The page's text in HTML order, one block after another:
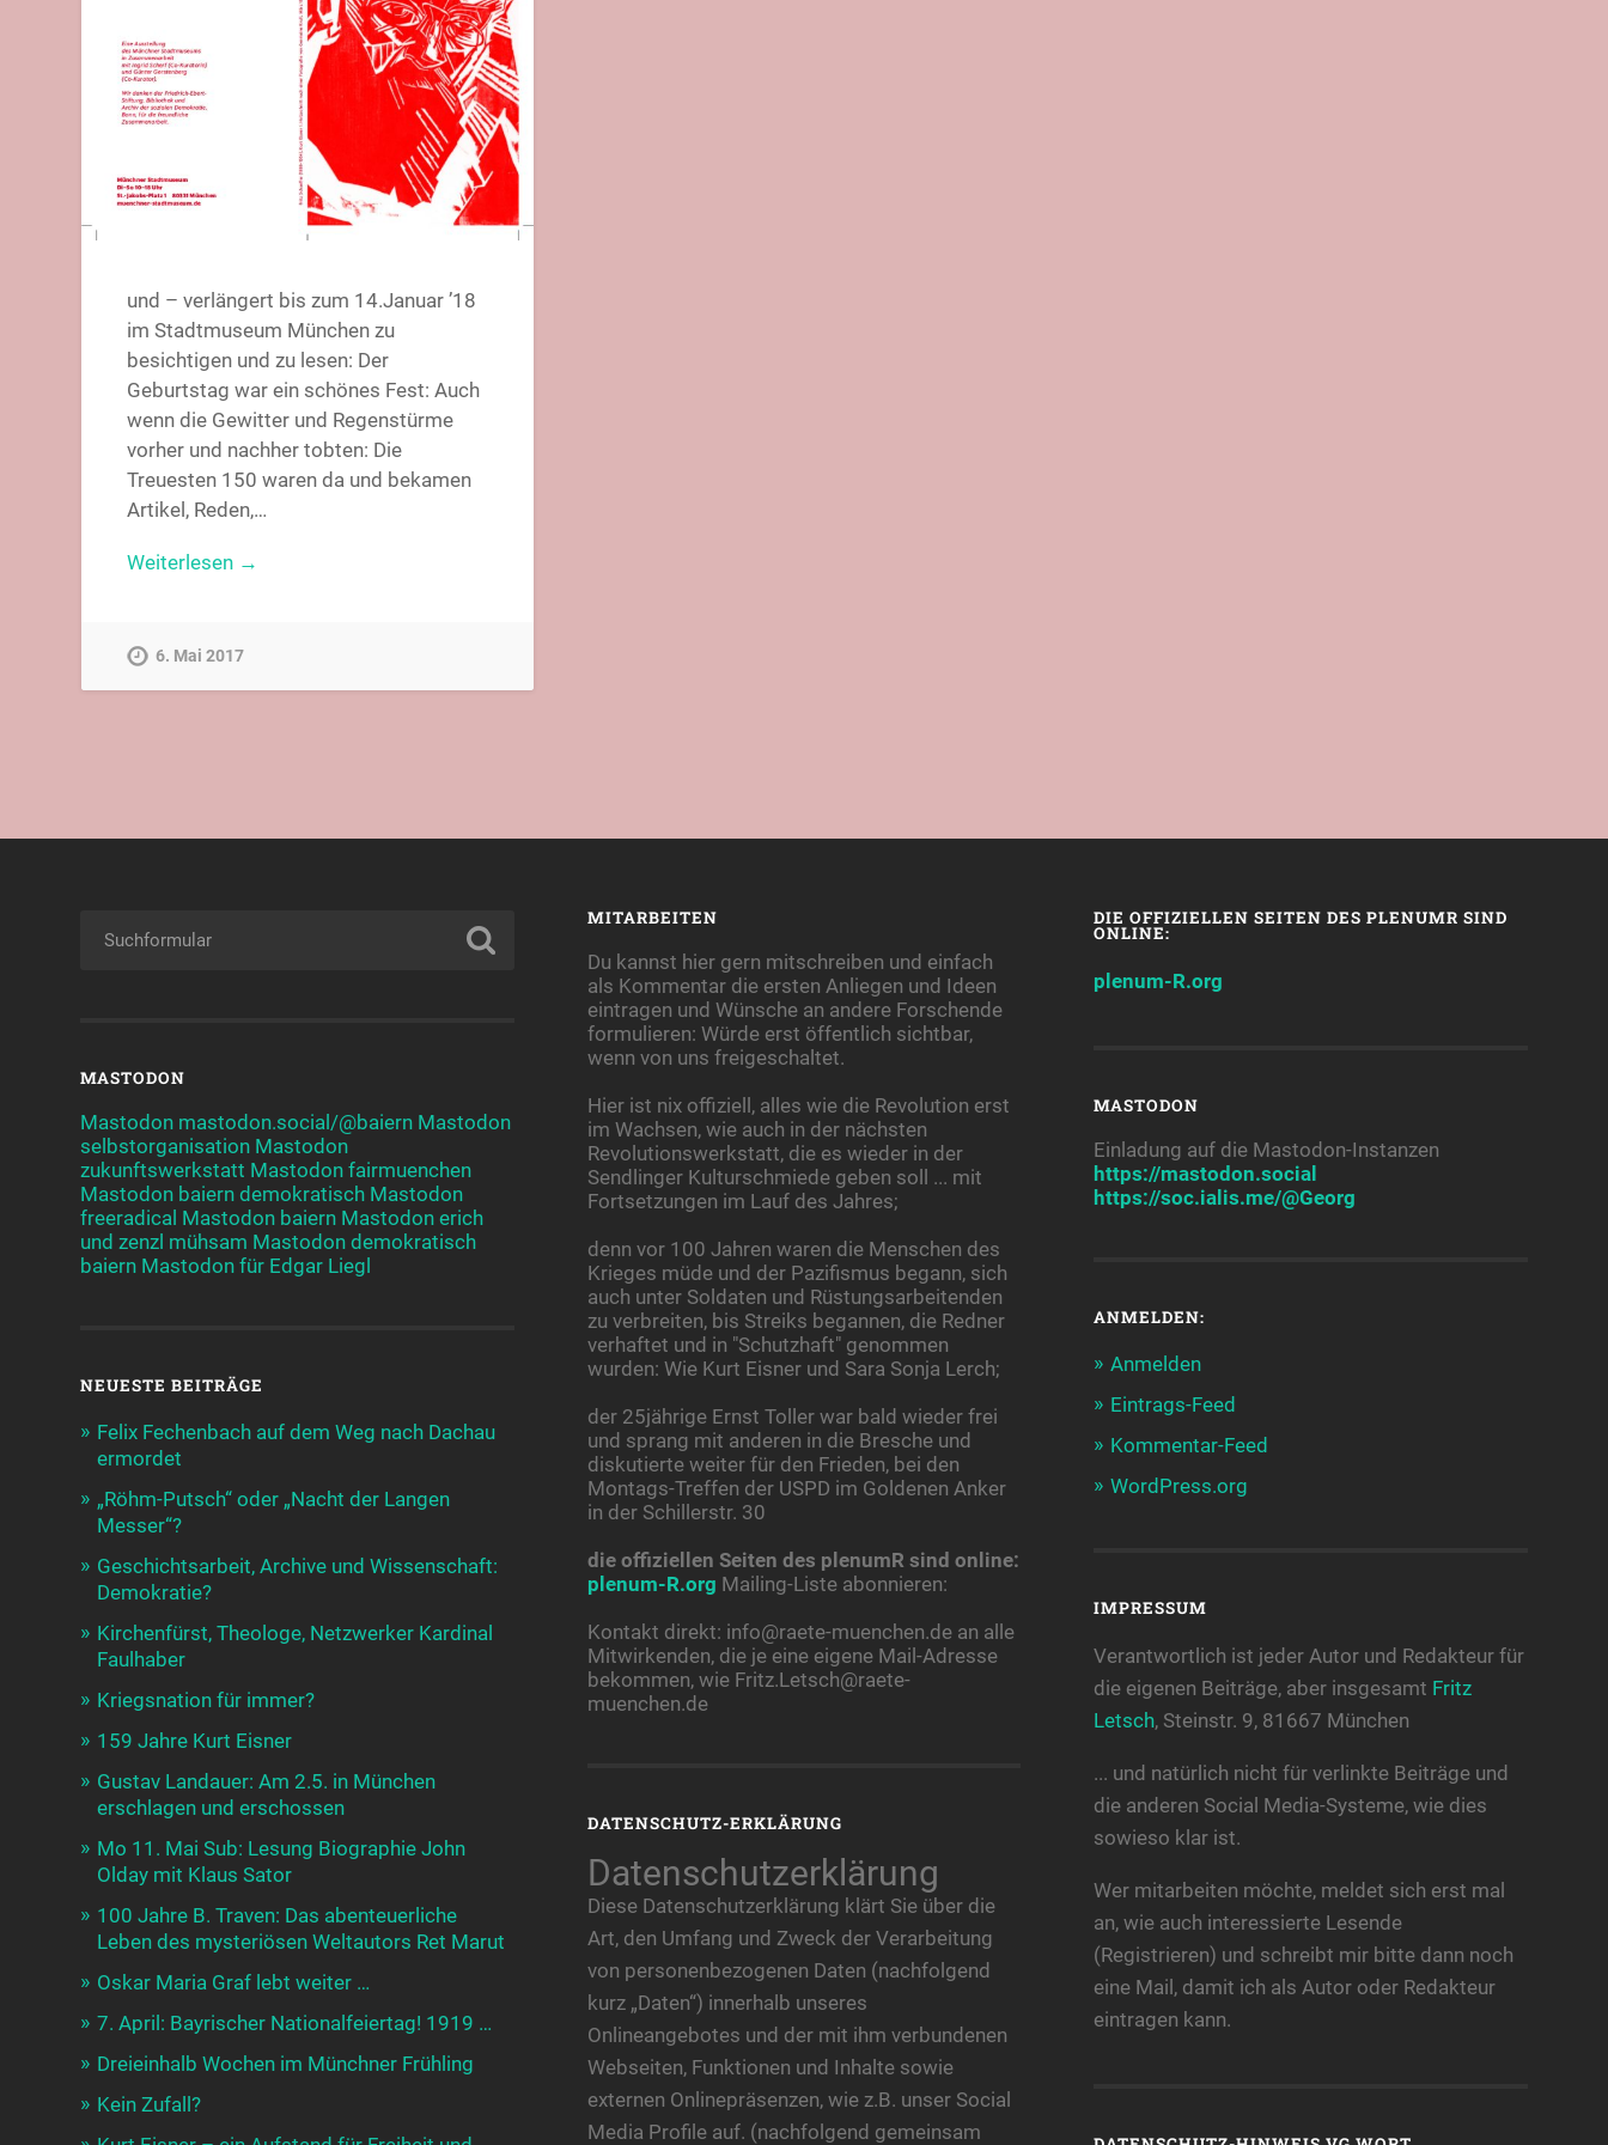
und – verlängert bis zum 14.Januar ’18
im Stadtmuseum München zu
besichtigen und zu lesen: Der
Geburtstag war ein schönes Fest: Auch
wenn die Gewitter und Regenstürme
vorher und nachher tobten: Die
Treuesten 150 waren da und bekamen
Artikel, Reden,…
Weiterlesen →
6. Mai 2017
MASTODON
Mastodon mastodon.social/@baiern Mastodon
selbstorganisation Mastodon
zukunftswerkstatt Mastodon fairmuenchen
Mastodon baiern demokratisch Mastodon
freeradical Mastodon baiern Mastodon erich
und zenzl mühsam Mastodon demokratisch
baiern Mastodon für Edgar Liegl
NEUESTE BEITRÄGE
Felix Fechenbach auf dem Weg nach Dachau
ermordet
„Röhm-Putsch“ oder „Nacht der Langen
Messer“?
Geschichtsarbeit, Archive und Wissenschaft:
Demokratie?
Kirchenfürst, Theologe, Netzwerker Kardinal
Faulhaber
Kriegsnation für immer?
159 Jahre Kurt Eisner
Gustav Landauer: Am 2.5. in München
erschlagen und erschossen
Mo 11. Mai Sub: Lesung Biographie John
Olday mit Klaus Sator
100 Jahre B. Traven: Das abenteuerliche
Leben des mysteriösen Weltautors Ret Marut
Oskar Maria Graf lebt weiter …
7. April: Bayrischer Nationalfeiertag! 1919 …
Dreieinhalb Wochen im Münchner Frühling
Kein Zufall?
MITARBEITEN
Du kannst hier gern mitschreiben und einfach
als Kommentar die ersten Anliegen und Ideen
eintragen und Wünsche an andere Forschende
formulieren: Würde erst öffentlich sichtbar,
wenn von uns freigeschaltet.
Hier ist nix offiziell, alles wie die Revolution erst
im Wachsen, wie auch in der nächsten
Revolutionswerkstatt, die es wieder in der
Sendlinger Kulturschmiede geben soll ... mit
Fortsetzungen im Lauf des Jahres;
denn vor 100 Jahren waren die Menschen des
Krieges müde und der Pazifismus begann, sich
auch unter Soldaten und Rüstungsarbeitenden
zu verbreiten, bis Streiks begannen, die Redner
verhaftet und in "Schutzhaft" genommen
wurden: Wie Kurt Eisner und Sara Sonja Lerch;
der 25jährige Ernst Toller war bald wieder frei
und sprang mit anderen in die Bresche und
diskutierte weiter für den Frieden, bei den
Montags-Treffen der USPD im Goldenen Anker
in der Schillerstr. 30
die offiziellen Seiten des plenumR sind online:
plenum-R.org Mailing-Liste abonnieren:
Kontakt direkt: info@raete-muenchen.de an alle
Mitwirkenden, die je eine eigene Mail-Adresse
bekommen, wie Fritz.Letsch@raete-
muenchen.de
DATENSCHUTZ-ERKLÄRUNG
Datenschutzerklärung
Diese Datenschutzerklärung klärt Sie über die
Art, den Umfang und Zweck der Verarbeitung
von personenbezogenen Daten (nachfolgend
kurz „Daten“) innerhalb unseres
Onlineangebotes und der mit ihm verbundenen
Webseiten, Funktionen und Inhalte sowie
externen Onlinepräsenzen, wie z.B. unser Social
Media Profile auf. (nachfolgend gemeinsam
DIE OFFIZIELLEN SEITEN DES PLENUMR SIND
ONLINE:
plenum-R.org
MASTODON
Einladung auf die Mastodon-Instanzen
https://mastodon.social
https://soc.ialis.me/@Georg
ANMELDEN:
Anmelden
Eintrags-Feed
Kommentar-Feed
WordPress.org
IMPRESSUM
Verantwortlich ist jeder Autor und Redakteur für
die eigenen Beiträge, aber insgesamt Fritz
Letsch, Steinstr. 9, 81667 München
... und natürlich nicht für verlinkte Beiträge und
die anderen Social Media-Systeme, wie dies
sowieso klar ist.
Wer mitarbeiten möchte, meldet sich erst mal
an, wie auch interessierte Lesende
(Registrieren) und schreibt mir bitte dann noch
eine Mail, damit ich als Autor oder Redakteur
eintragen kann.